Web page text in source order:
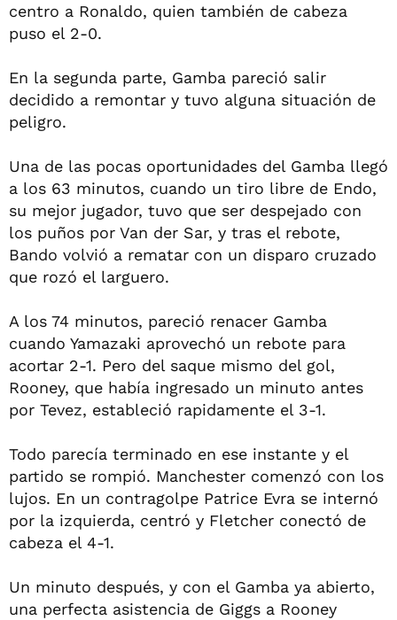
centro a Ronaldo, quien también de cabeza
puso el 2-0.
En la segunda parte, Gamba pareció salir
decidido a remontar y tuvo alguna situación de
peligro.
Una de las pocas oportunidades del Gamba llegó
a los 63 minutos, cuando un tiro libre de Endo,
su mejor jugador, tuvo que ser despejado con
los puños por Van der Sar, y tras el rebote,
Bando volvió a rematar con un disparo cruzado
que rozó el larguero.
A los 74 minutos, pareció renacer Gamba
cuando Yamazaki aprovechó un rebote para
acortar 2-1. Pero del saque mismo del gol,
Rooney, que había ingresado un minuto antes
por Tevez, estableció rapidamente el 3-1.
Todo parecía terminado en ese instante y el
partido se rompió. Manchester comenzó con los
lujos. En un contragolpe Patrice Evra se internó
por la izquierda, centró y Fletcher conectó de
cabeza el 4-1.
Un minuto después, y con el Gamba ya abierto,
una perfecta asistencia de Giggs a Rooney